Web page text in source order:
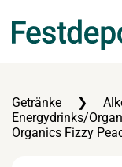
Zum
Getränke
Energydrinks/
Organics Fizzy